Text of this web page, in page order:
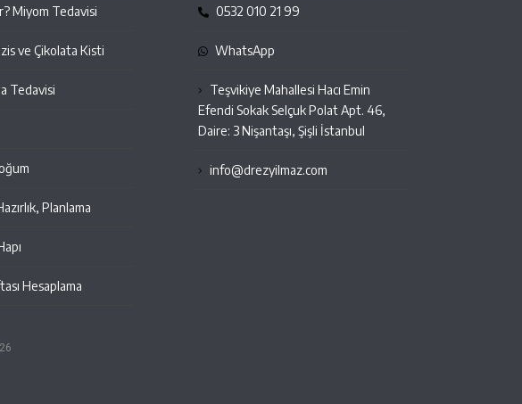
Miyom Tedavisi
ve Çikolata Kisti
Tedavisi
Planlama
Hesaplama
0532 010 21 99
WhatsApp
Teşvikiye Mahallesi Hacı Emin
Efendi Sokak Selçuk Polat Apt. 46,
Daire: 3 Nişantaşı, Şişli İstanbul
info@drezyilmaz.com